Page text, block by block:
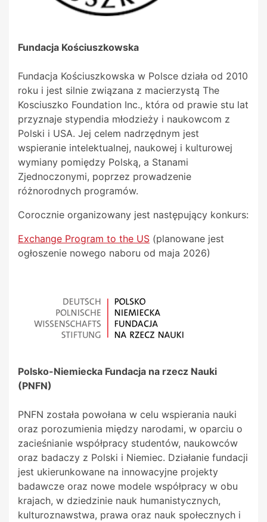
Fundacja Kościuszkowska
Fundacja Kościuszkowska w Polsce działa od 2010
roku i jest silnie związana z macierzystą The
Kosciuszko Foundation Inc., która od prawie stu lat
przyznaje stypendia młodzieży i naukowcom z
Polski i USA. Jej celem nadrzędnym jest
wspieranie intelektualnej, naukowej i kulturowej
wymiany pomiędzy Polską, a Stanami
Zjednoczonymi, poprzez prowadzenie
różnorodnych programów.
Corocznie organizowany jest następujący konkurs:
Exchange Program to the US (planowane jest
ogłoszenie nowego naboru od maja 2026)
Polsko-Niemiecka Fundacja na rzecz Nauki
(PNFN)
PNFN została powołana w celu wspierania nauki
oraz porozumienia między narodami, w oparciu o
zacieśnianie współpracy studentów, naukowców
oraz badaczy z Polski i Niemiec. Działanie fundacji
jest ukierunkowane na innowacyjne projekty
badawcze oraz nowe modele współpracy w obu
krajach, w dziedzinie nauk humanistycznych,
kulturoznawstwa, prawa oraz nauk społecznych i